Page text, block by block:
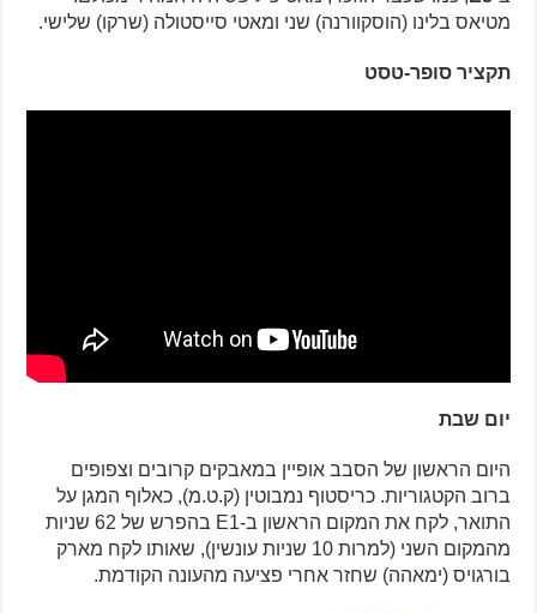
מטיאס בלינו (הוסקוורנה) שני ומאטי סייסטולה (שרקו) שלישי.
תקציר סופר-טסט
יום שבת
היום הראשון של הסבב אופיין במאבקים קרובים וצפופים
ברוב הקטגוריות. כריסטוף נמבוטין (ק.ט.מ), כאלוף המגן על
התואר, לקח את המקום הראשון ב-E1 בהפרש של 62 שניות
מהמקום השני (למרות 10 שניות עונשין), שאותו לקח מארק
בורגויס (ימאהה) שחזר אחרי פציעה מהעונה הקודמת.